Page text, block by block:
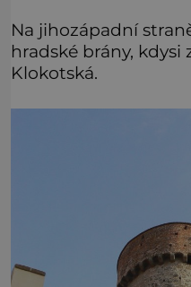
Na jihozápadní
hradské brány, kdysi
Klokotská.